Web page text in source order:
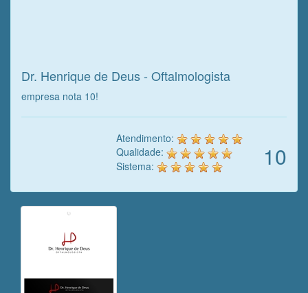
Dr. Henrique de Deus - Oftalmologista
empresa nota 10!
10
Atendimento:
Qualidade:
Sistema: